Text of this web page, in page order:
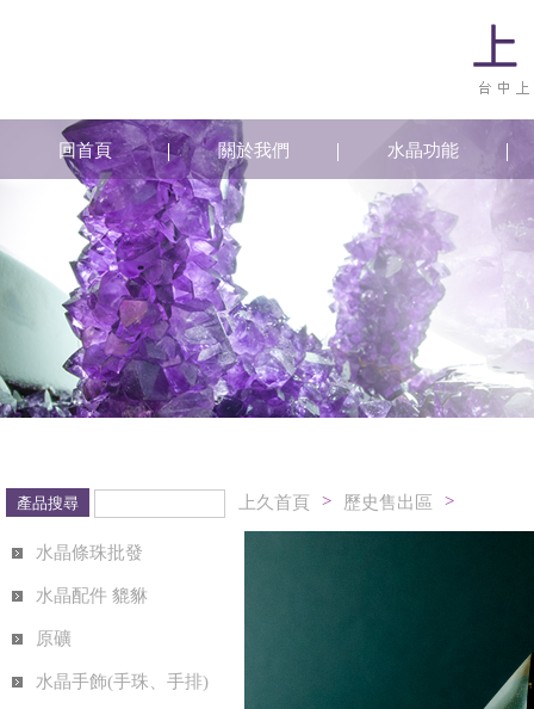
回首頁 關於我們 水晶功能
水晶條珠批發
水晶配件 貔貅
原礦
水晶手飾(手珠、手排)
上久首頁 > 歷史售出區 >